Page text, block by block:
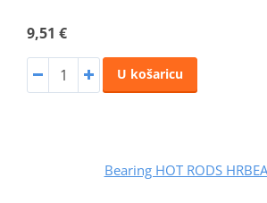
9,51 €
U košaricu
Bearing HOT RODS